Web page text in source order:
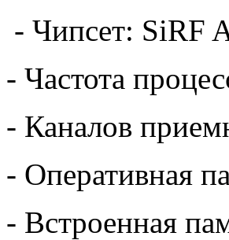
- Чипсет: SiRF
- Частота
- Каналов
- Оперативная
- Встроенная